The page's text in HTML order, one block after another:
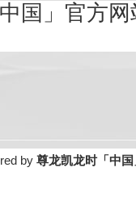
国」官方网
by 尊龙凯龙时「中